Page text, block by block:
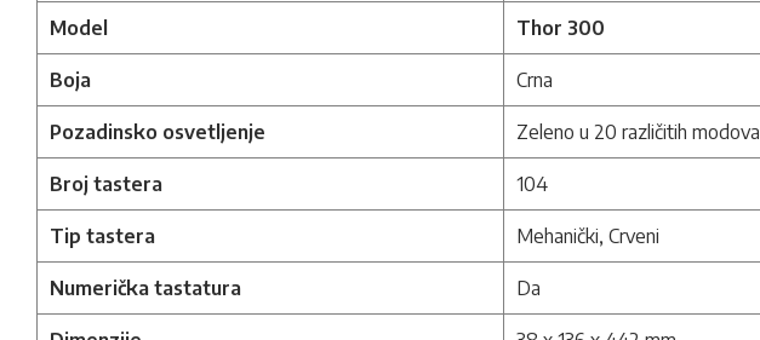
Model Thor 300
Boja Crna
Pozadinsko osvetljenje Zeleno u 20 različitih modova
Broj tastera 104
Tip tastera Mehanički, Crveni
Numerička tastatura Da